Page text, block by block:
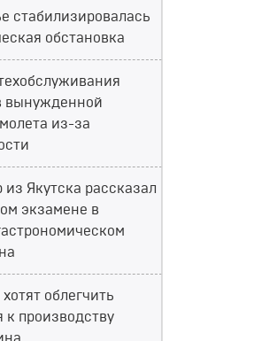
стабилизировалась
обстановка
вынужденной
из-за
Якутска рассказал
экзамене в
облегчить
к производству